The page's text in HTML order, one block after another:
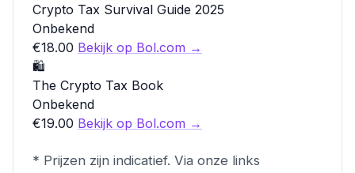
Crypto Tax Survival Guide 2025
Onbekend
€18.00 Bekijk op Bol.com →
🛍️
The Crypto Tax Book
Onbekend
€19.00 Bekijk op Bol.com →
* Prijzen zijn indicatief. Via onze links